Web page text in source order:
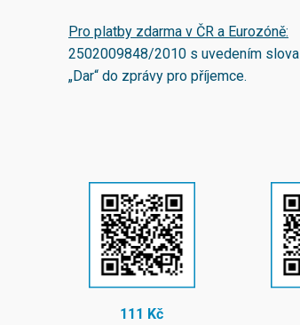
Pro platby zdarma v ČR a Eurozóně:
2502009848/2010 s uvedením slova
„Dar“ do zprávy pro příjemce.
111 Kč